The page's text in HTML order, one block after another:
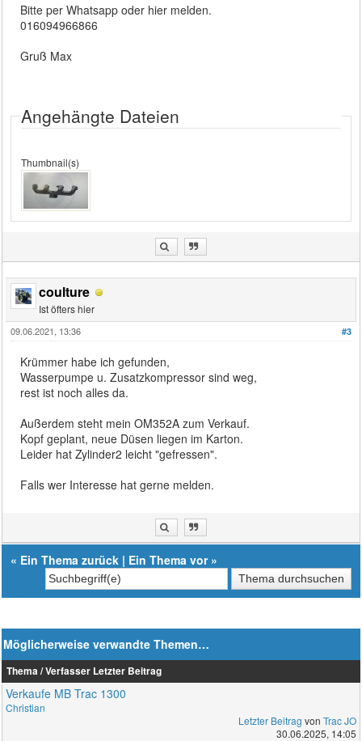
Bitte per Whatsapp oder hier melden.
016094966866
Gruß Max
Angehängte Dateien
Thumbnail(s)
coulture
Ist öfters hier
#3
09.06.2021, 13:36
Krümmer habe ich gefunden,
Wasserpumpe u. Zusatzkompressor sind weg,
rest ist noch alles da.
Außerdem steht mein OM352A zum Verkauf.
Kopf geplant, neue Düsen liegen im Karton.
Leider hat Zylinder2 leicht "gefressen".
Falls wer Interesse hat gerne melden.
« Ein Thema zurück | Ein Thema vor»
Möglicherweise verwandte Themen…
Thema / Verfasser Letzter Beitrag
Verkaufe MB Trac 1300
Christian
Letzter Beitrag von Trac JO
30.06.2025, 14:05